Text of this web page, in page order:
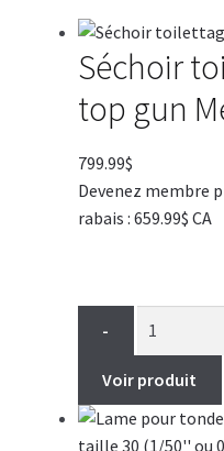
Séchoir
top gun
799.99$
Devenez membre
rabais : 659.99$ CA
-
Voir produit